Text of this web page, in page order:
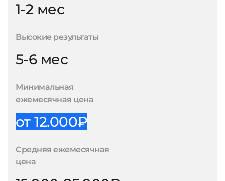
1-2 мес
Высокие результаты
5-6 мес
Минимальная
ежемесячная цена
от 12.000₽
Средняя ежемесячная
цена